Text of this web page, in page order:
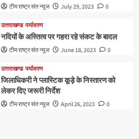
टीम राष्ट्र संत न्यूज July 29, 2023 0
उत्तराखण्ड पर्यावरण
नदियों के अस्तित्व पर गहरा रहे संकट के बादल
टीम राष्ट्र संत न्यूज June 18, 2023 0
उत्तराखण्ड पर्यावरण
जिलाधिकरी ने प्लास्टिक कूड़े के निस्तारण को
लेकर दिए जरूरी निर्देश
टीम राष्ट्र संत न्यूज April 26, 2023 0